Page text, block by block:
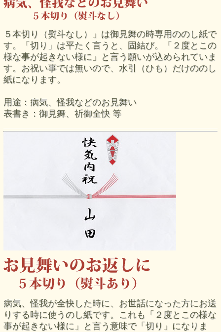
５本切り（熨斗なし）」は御見舞の時専用ののし紙で
す。「切り」は平たく言うと、固結び。「２度とこの
様な事が起きない様に」と言う願いが込められていま
す。お祝い事では無いので、水引（ひも）だけののし
紙になります。
用途：病気、怪我などのお見舞い
表書き：御見舞、祈御全快 等
病気、怪我が全快した時に、お世話になった方にお送
りする時に使うのし紙です。これも「２度とこの様な
事が起きない様に」と言う意味で「切り」になりま